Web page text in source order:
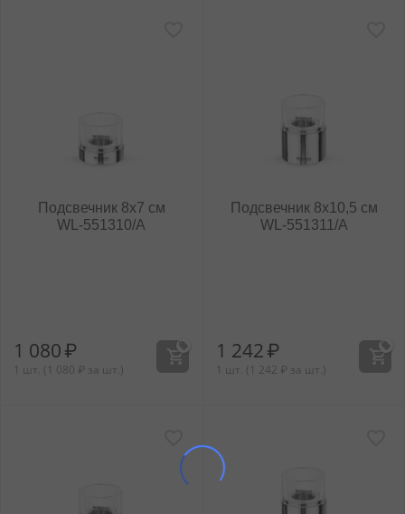
Подсвечник 8x7 см
WL‑551310/A
1 080₽
1 шт. ( 1 080 ₽ за шт.)
Подсвечник 8x10,5 см
WL‑551311/A
1 242₽
1 шт. ( 1 242 ₽ за шт.)